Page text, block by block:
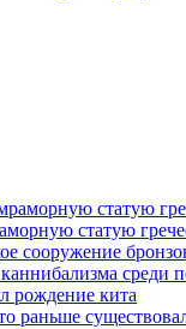
статую
сооружение
среди
рождение кита
раньше